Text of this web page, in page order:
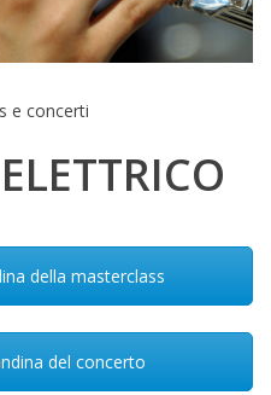
e concerti
della masterclass
del concerto